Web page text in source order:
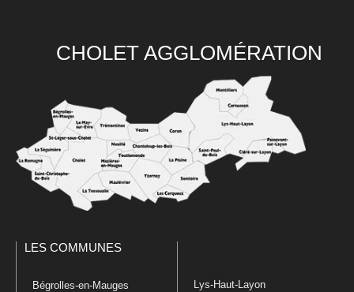
CHOLET AGGLOMÉRATION
LES COMMUNES
Bégrolles-en-Mauges Lys-Haut-Layon